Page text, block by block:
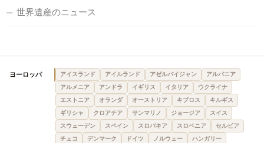
世界遺産のニュース
ヨーロッパ アイスランド アイルランド アゼルバイジャン
アルバニア
アルメニア
アンドラ イギリス イタリア
ウクライナ
エストニア
オランダ オーストリア キプロス
キルギス
ギリシャ
クロアチア サンマリノ ジョージア
スイス
スウェーデン
スペイン スロバキア スロベニア
セルビア
チェコ
デンマーク ドイツ ノルウェー
ハンガリー